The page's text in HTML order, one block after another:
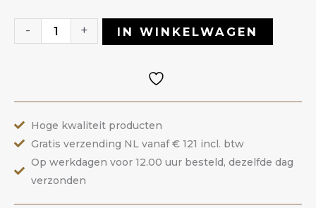
-
Cat
+ IN WINKELWAGEN
Hoge kwaliteit producten
Gratis verzending NL vanaf € 121 incl. btw
Op werkdagen voor 12.00 uur besteld, dezelfde dag
verzonden